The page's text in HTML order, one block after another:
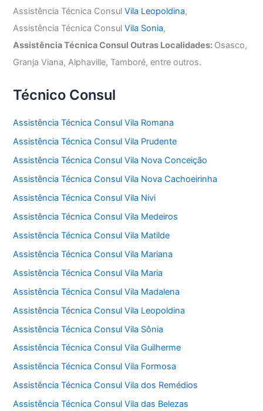
Assistência Técnica ConsulVila Leopoldina,
Assistência Técnica ConsulVila Sonia,
Assistência Técnica Consul Outras Localidades: Osasco,
Granja Viana, Alphaville, Tamboré, entre outros.
Técnico Consul
Assistência Técnica Consul Vila Romana
Assistência Técnica Consul Vila Prudente
Assistência Técnica Consul Vila Nova Conceição
Assistência Técnica Consul Vila Nova Cachoeirinha
Assistência Técnica Consul Vila Nivi
Assistência Técnica Consul Vila Medeiros
Assistência Técnica Consul Vila Matilde
Assistência Técnica Consul Vila Mariana
Assistência Técnica Consul Vila Maria
Assistência Técnica Consul Vila Madalena
Assistência Técnica Consul Vila Leopoldina
Assistência Técnica Consul Vila Sônia
Assistência Técnica Consul Vila Guilherme
Assistência Técnica Consul Vila Formosa
Assistência Técnica Consul Vila dos Remédios
Assistência Técnica Consul Vila das Belezas